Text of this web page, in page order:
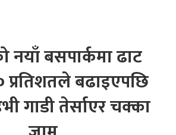
नयाँ बसपार्कमा ढाट
बढाइएपछि
गाडी तेर्साएर चक्का